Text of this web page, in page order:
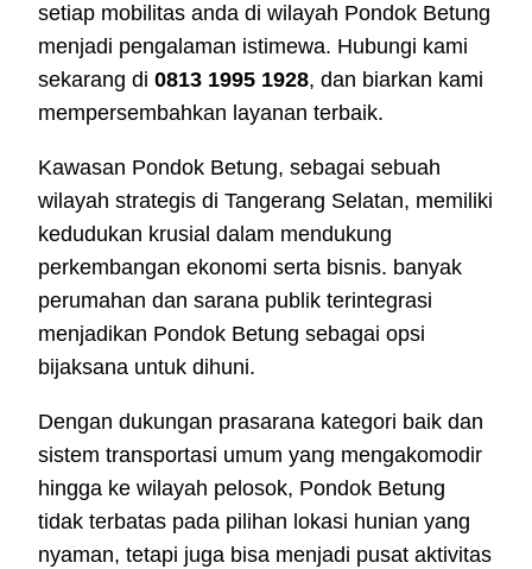
setiap mobilitas anda di wilayah Pondok Betung
menjadi pengalaman istimewa. Hubungi kami
sekarang di 0813 1995 1928, dan biarkan kami
mempersembahkan layanan terbaik.
Kawasan Pondok Betung, sebagai sebuah
wilayah strategis di Tangerang Selatan, memiliki
kedudukan krusial dalam mendukung
perkembangan ekonomi serta bisnis. banyak
perumahan dan sarana publik terintegrasi
menjadikan Pondok Betung sebagai opsi
bijaksana untuk dihuni.
Dengan dukungan prasarana kategori baik dan
sistem transportasi umum yang mengakomodir
hingga ke wilayah pelosok, Pondok Betung
tidak terbatas pada pilihan lokasi hunian yang
nyaman, tetapi juga bisa menjadi pusat aktivitas